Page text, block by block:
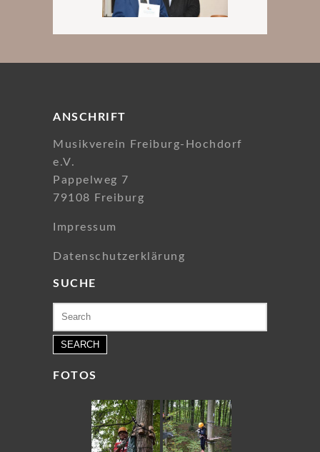
ANSCHRIFT
Musikverein Freiburg-Hochdorf
e.V.
Pappelweg 7
79108 Freiburg
Impressum
Datenschutzerklärung
SUCHE
for:
FOTOS